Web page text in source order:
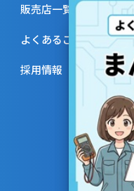
販売店一覧
よくあるご質問
採用情報
ご利用規約